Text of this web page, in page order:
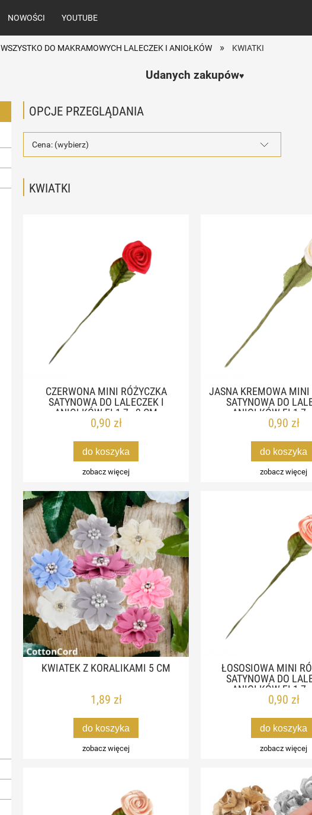
NOWOŚCI YOUTUBE
WSZYSTKO DO MAKRAMOWYCH LALECZEK I ANIOŁKÓW » KWIATKI
Udanych zakupów♥️
OPCJE PRZEGLĄDANIA
Cena: (wybierz)
KWIATKI
CZERWONA MINI RÓŻYCZKA
SATYNOWA DO LALECZEK I
ANIOŁKÓW FI 1,7 - 2 CM
0,90 zł
do koszyka
zobacz więcej
JASNA KREMOWA MINI
SATYNOWA DO
ANIOŁKÓW FI 1,7
0,90 zł
do koszyka
zobacz więcej
KWIATEK Z KORALIKAMI 5 CM
1,89 zł
do koszyka
zobacz więcej
ŁOSOSIOWA MINI
SATYNOWA DO
ANIOŁKÓW FI 1,7
0,90 zł
do koszyka
zobacz więcej